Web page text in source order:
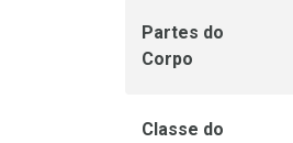
Partes do
Corpo
Classe do